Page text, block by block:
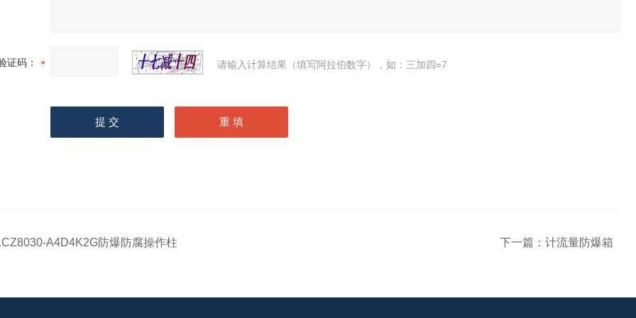
证码： 请输入计算结果（填写阿拉伯数字），如：三加四=7
A4D4K2G防爆防腐操作柱 下一篇： 计流量防爆箱